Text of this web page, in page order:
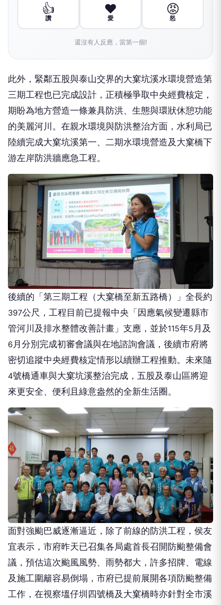
👍
讚
❤️
愛
😡
怒
還沒有人反應，當第一個!
此外，緊鄰五股與泰山交界的大窠坑溪水環境營造第
三期工程也已完成設計，正積極爭取中央經費核定，
期盼為地方營造一條兼具防洪、生態與環狀休憩功能
的美麗河川。在親水環境與防洪整治方面，水利局已
陸續完成大窠坑溪第一、二期水環境營造及大窠橋下
游左岸防洪牆應急工程。
後續的「第三期工程（大窠橋至新五路橋）」全長約
397公尺，工程目前已提報中央「因應氣候變遷縣市
管河川及排水整體改善計畫」支應，並於115年5 月及
6 月分別完成初審會議與在地諮詢會議，後續市府將
密切追蹤中央經費核定情形以續辦工程推動。未來隨
4號橋通車與大窠坑溪整治完成，五股及泰山區將迎
來更安全、便利且綠意盎然的全新生活圈。
面對強颱巴威逐漸逼近，除了前線的防洪工程，侯友
宜表示，市府昨天已召集各局處首長召開防颱整備會
議，預估這次颱風風勢、雨勢都大，許多招牌、電線
及施工圍籬容易倒塌，市府已提前展開各項防颱整備
工作，在視察塭仔圳四號橋及大窠橋時亦針對全市溪